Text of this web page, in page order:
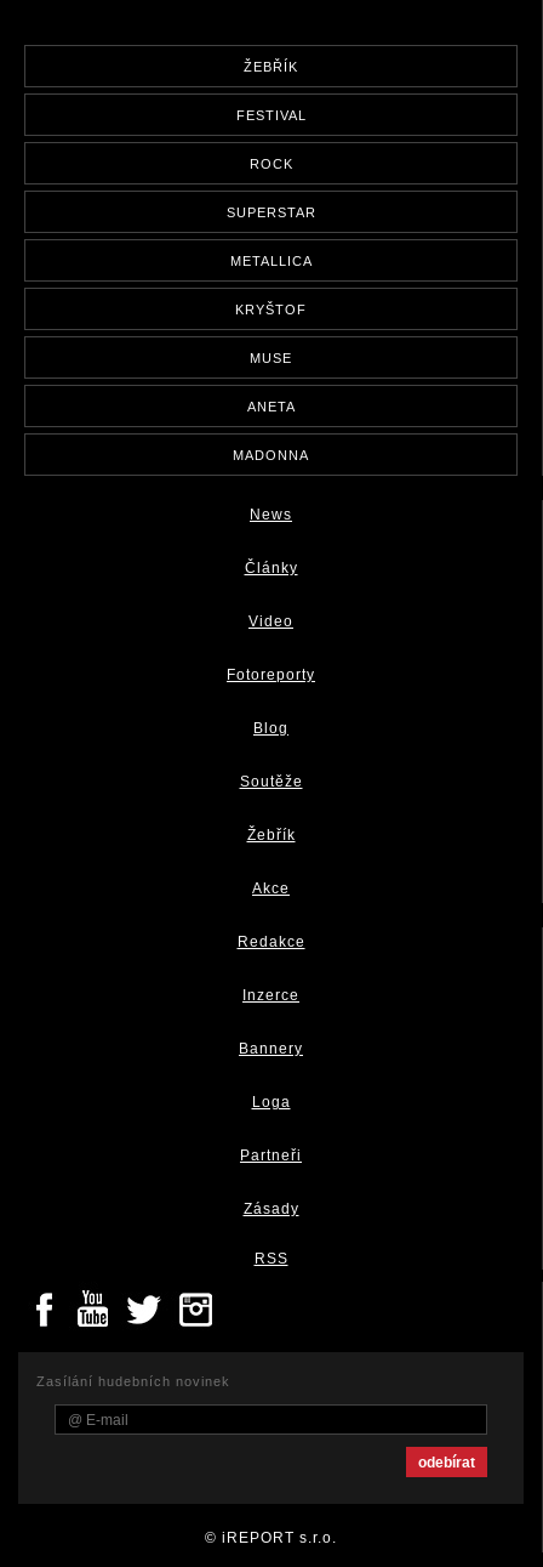
ŽEBŘÍK
FESTIVAL
ROCK
SUPERSTAR
METALLICA
KRYŠTOF
MUSE
ANETA
MADONNA
News
Články
Video
Fotoreporty
Blog
Soutěže
Žebřík
Akce
Redakce
Inzerce
Bannery
Loga
Partneři
Zásady
RSS
Zasílání hudebních novinek
© iREPORT s.r.o.